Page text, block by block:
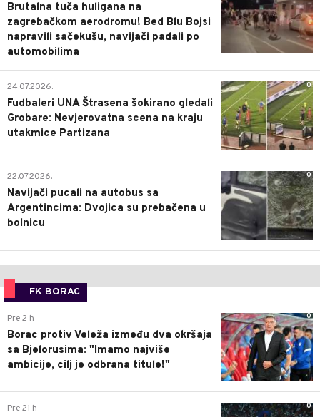
Brutalna tuča huligana na
zagrebačkom aerodromu! Bed Blu Bojsi
napravili sačekušu, navijači padali po
automobilima
0
24.07.2026.
Fudbaleri UNA Štrasena šokirano gledali
Grobare: Nevjerovatna scena na kraju
utakmice Partizana
0
22.07.2026.
Navijači pucali na autobus sa
Argentincima: Dvojica su prebačena u
bolnicu
FK BORAC
0
Pre 2 h
Borac protiv Veleža između dva okršaja
sa Bjelorusima: "Imamo najviše
ambicije, cilj je odbrana titule!"
0
Pre 21 h